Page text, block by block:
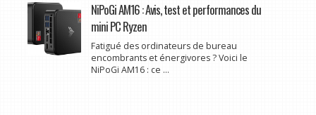
NiPoGi AM16 : Avis, test et performances du
mini PC Ryzen
Fatigué des ordinateurs de bureau
encombrants et énergivores ? Voici le
NiPoGi AM16 : ce ...